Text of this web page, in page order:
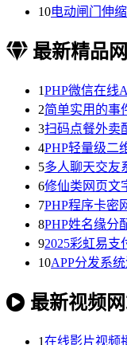
10电动闸门伸
最新精品
1PHP微信在线
2简单实用的事
3扫码点餐外卖
4PHP轻量级二
5多人聊天交友
6修仙类网页文
7PHP程序卡密
8PHP姓名缘分
92025彩虹易支
10APP分发系
最新视频
1在线影片视频